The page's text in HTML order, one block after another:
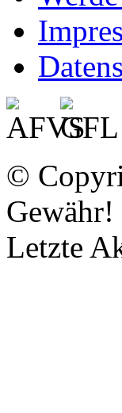
©
Gewähr!
Letzte